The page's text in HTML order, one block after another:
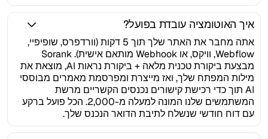
איך האוטומציה עובדת בפועל?
אתה מחבר את האתר שלך תוך 5 דקות (וורדפרס, שופיפיי,
Webflow, וויקס, או Webhook מותאם אישית). Sorank
מבצעת ביקורת טכנית מלאה + ביקורת נראות AI, מוצאת את
מילות המפתח שלך, ואז מייצרת ומפרסמת מאמרים מבוססי
AI תוך כדי רכישת קישורים נכנסים הקשריים מרשת
המשתמשים שלנו המונה למעלה מ-2,000. הכל פועל ברקע
עם דוח חודשי שנשלח לתיבת הדואר הנכנס שלך.